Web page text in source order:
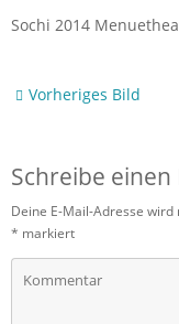
Sochi 2014
Vorheriges Bild
Schreibe
Deine E-Mail-Adresse
* markiert